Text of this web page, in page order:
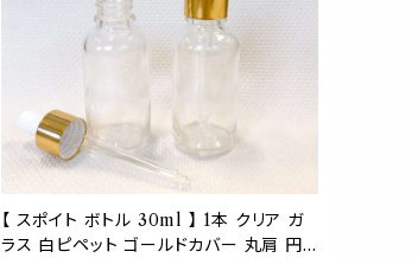
【 スポイト ボトル 30ml 】 1本 クリア ガ
ラス 白ピペット ゴールドカバー 丸肩 円